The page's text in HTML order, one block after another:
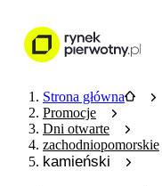
Strona główna
Promocje
Dni otwarte
zachodniopomorskie
kamieński